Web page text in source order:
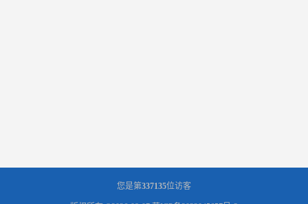
您是第337135位访客